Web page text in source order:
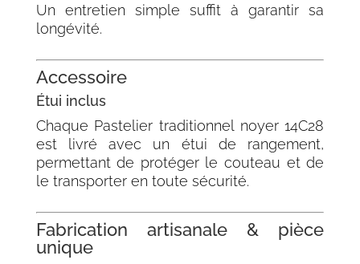
Un entretien simple suffit à garantir sa
longévité.
Accessoire
Étui inclus
Chaque Pastelier traditionnel noyer 14C28
est livré avec un étui de rangement,
permettant de protéger le couteau et de
le transporter en toute sécurité.
Fabrication artisanale & pièce
unique